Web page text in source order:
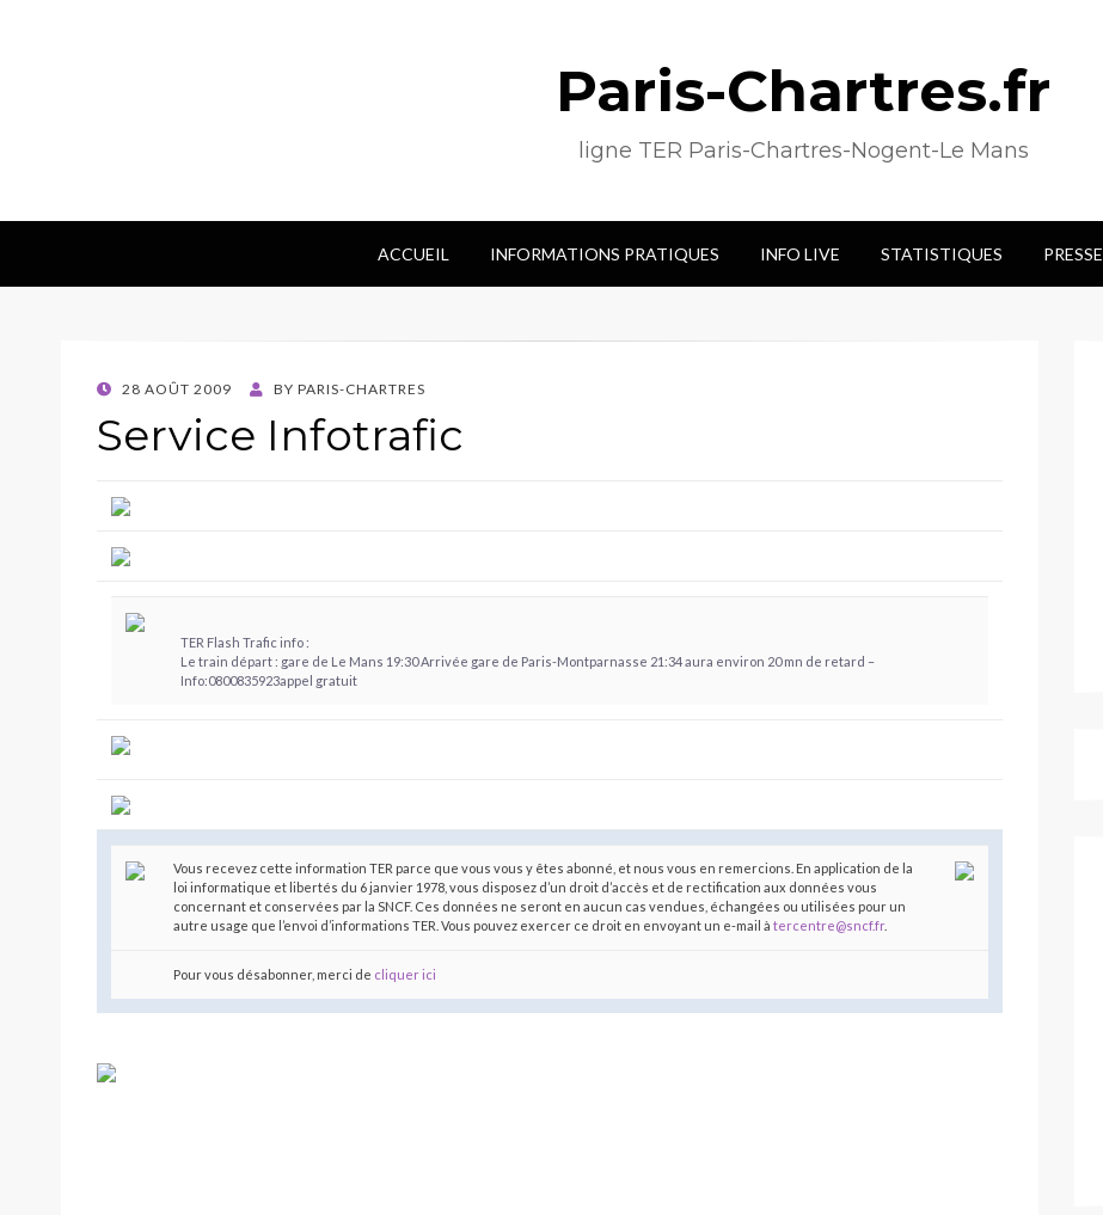
Paris-Chartres.fr
ligne TER Paris-Chartres-Nogent-Le Mans
ACCUEIL INFORMATIONS PRATIQUES INFO LIVE STATISTIQUES PRESSE
POSTED
28 AOÛT 2009 BY PARIS-CHARTRES
Service Infotrafic
TER Flash Trafic info :
Le train départ : gare de Le Mans 19:30 Arrivée gare de Paris-Montparnasse 21:34 aura environ 20 mn de retard –
Info:0800835923appel gratuit
Vous recevez cette information TER parce que vous vous y êtes abonné, et nous vous en remercions. En application de la
loi informatique et libertés du 6 janvier 1978, vous disposez d’un droit d’accès et de rectification aux données vous
concernant et conservées par la SNCF. Ces données ne seront en aucun cas vendues, échangées ou utilisées pour un
autre usage que l’envoi d’informations TER. Vous pouvez exercer ce droit en envoyant un e-mail à tercentre@sncf.fr.
Pour vous désabonner, merci de cliquer ici